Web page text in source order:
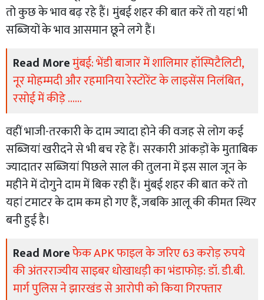
तो कुछ के भाव बढ़ रहे हैं। मुंबई शहर की बात करें तो यहां भी
सब्जियों के भाव आसमान छूने लगे हैं।
Read Moreमुंबई: भेंडी बाजार में शालिमार हॉस्पिटैलिटी,
नूर मोहम्मदी और रहमानिया रेस्टोरेंट के लाइसेंस निलंबित,
रसोई में कीड़े ......
वहीं भाजी-तरकारी के दाम ज्यादा होने की वजह से लोग कई
सब्जियां खरीदने से भी बच रहे हैं। सरकारी आंकड़ों के मुताबिक
ज्यादातर सब्जियां पिछले साल की तुलना में इस साल जून के
महीने में दोगुने दाम में बिक रही हैं। मुंबई शहर की बात करें तो
यहां टमाटर के दाम कम हो गए हैं, जबकि आलू की कीमत स्थिर
बनी हुई है।
Read Moreफेक APK फाइल के जरिए 63 करोड़ रुपये
की अंतरराज्यीय साइबर धोखाधड़ी का भंडाफोड़: डॉ. डी.बी.
मार्ग पुलिस ने झारखंड से आरोपी को किया गिरफ्तार